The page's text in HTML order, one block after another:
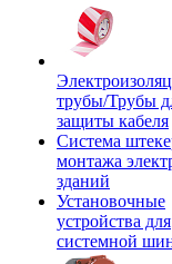
трубы/Трубы
защиты кабеля
Система
монтажа
зданий
Установочные
устройства для
системной